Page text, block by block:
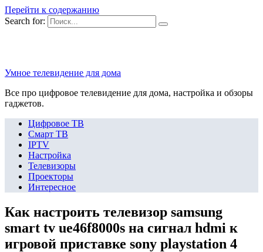
Перейти к содержанию
Search for:
Умное телевидение для дома
Все про цифровое телевидение для дома, настройка и обзоры
гаджетов.
Цифровое ТВ
Смарт ТВ
IPTV
Настройка
Телевизоры
Проекторы
Интересное
Как настроить телевизор samsung
smart tv ue46f8000s на сигнал hdmi к
игровой приставке sony playstation 4